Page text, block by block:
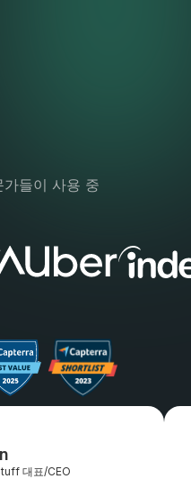
들이 사용 중
대표/CEO